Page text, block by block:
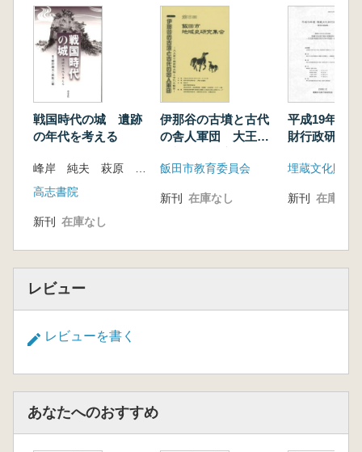
戦国時代の城 遺跡
の年代を考える
峰岸 純夫 萩原 三雄 編
高志書院
新刊 在庫なし
伊那谷の古墳と古代
の舎人軍団 大王家
の飯田
飯田市教育委員会
新刊 在庫なし
平成19年度
財行政研究
財行政の再
92条の取扱
埋蔵文化財行
新刊 在庫なし
レビュー
レビューを書く
あなたへのおすすめ